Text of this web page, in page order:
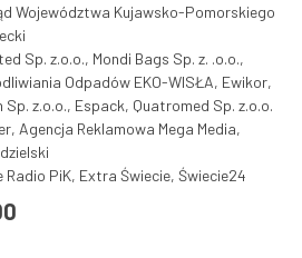
Województwa Kujawsko-Pomorskiego
Sp. z.o.o., Mondi Bags Sp. z. .o.o.,
Odpadów EKO-WISŁA, Ewikor,
Sp. z.o.o., Espack, Quatromed Sp. z.o.o.
Agencja Reklamowa Mega Media,
PiK, Extra Świecie, Świecie24